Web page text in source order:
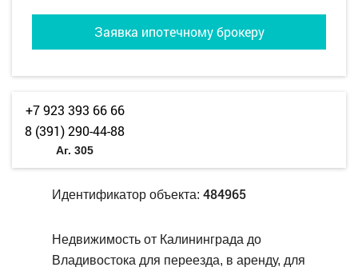
Заявка ипотечному брокеру
+7 923 393 66 66
8 (391) 290-44-88
Аг. 305
Идентификатор объекта: 484965
Недвижимость от Калининграда до
Владивостока для переезда, в аренду, для